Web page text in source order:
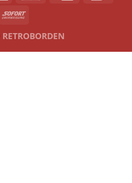
RETROBORDEN